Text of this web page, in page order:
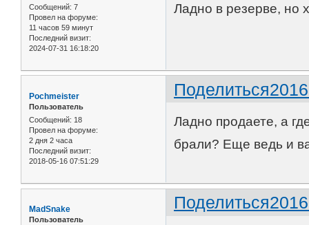
Сообщений: 7
Провел на форуме:
11 часов 59 минут
Последний визит:
2024-07-31 16:18:20
Ладно в резерве, но
Поделиться
Pochmeister
Пользователь
Сообщений: 18
Провел на форуме:
2 дня 2 часа
Последний визит:
2018-05-16 07:51:29
Ладно продаете, а
брали? Еще ведь и
Поделиться
MadSnake
Пользователь